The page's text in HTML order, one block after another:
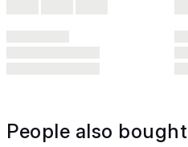
People also bought